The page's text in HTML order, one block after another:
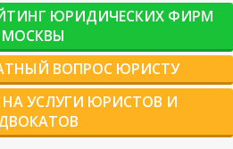
ЮРИДИЧЕСКИХ ФИРМ
МОСКВЫ
ВОПРОС ЮРИСТУ
НА УСЛУГИ ЮРИСТОВ И